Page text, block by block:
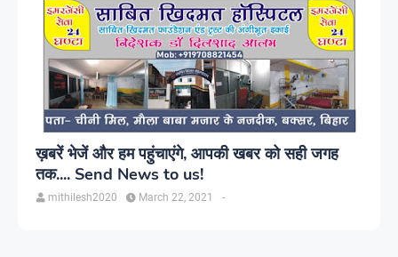
ख़बरें भेजें और हम पहुंचाएंगे, आपकी खबर को सही जगह
तक.... Send News to us!
mithilesh2020 -
March 22, 2021